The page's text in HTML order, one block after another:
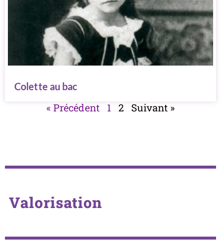
Colette au bac
« Précédent 1 2 Suivant »
Valorisation